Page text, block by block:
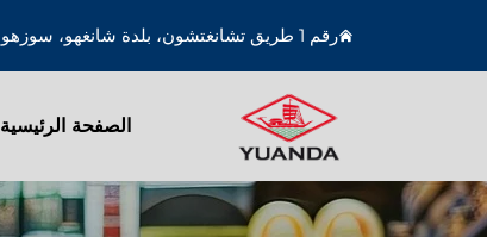
رقم 1 طريق تشانغتشون، بلدة شانغهو، سوزهو، جيانغسو، الصين
الصفحة الرئيسية